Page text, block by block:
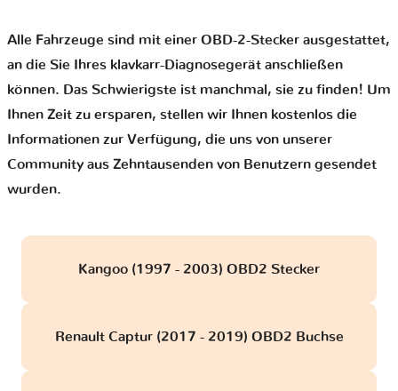
Alle Fahrzeuge sind mit einer OBD-2-Stecker ausgestattet,
an die Sie Ihres klavkarr-Diagnosegerät anschließen
können. Das Schwierigste ist manchmal, sie zu finden! Um
Ihnen Zeit zu ersparen, stellen wir Ihnen kostenlos die
Informationen zur Verfügung, die uns von unserer
Community aus Zehntausenden von Benutzern gesendet
wurden.
Kangoo (1997 - 2003) OBD2 Stecker
Renault Captur (2017 - 2019) OBD2 Buchse